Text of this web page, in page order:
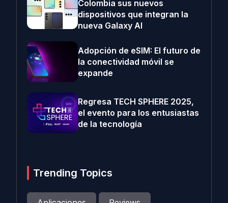
Colombia sus nuevos
dispositivos que integran la
nueva Galaxy AI
Adopción de eSIM: El futuro de
la conectividad móvil se
expande
Regresa TECH SPHERE 2025,
el evento para los entusiastas
de la tecnología
Trending Topics